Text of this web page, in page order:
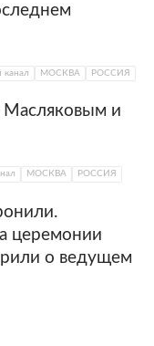
канал МОСКВА РОССИЯ
Масляковым и
МОСКВА РОССИЯ
церемонии
о ведущем